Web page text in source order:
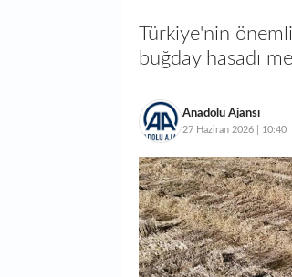
Türkiye'nin
buğday hasadı
Anadolu Ajansı
27 Haziran 2026 | 10:40